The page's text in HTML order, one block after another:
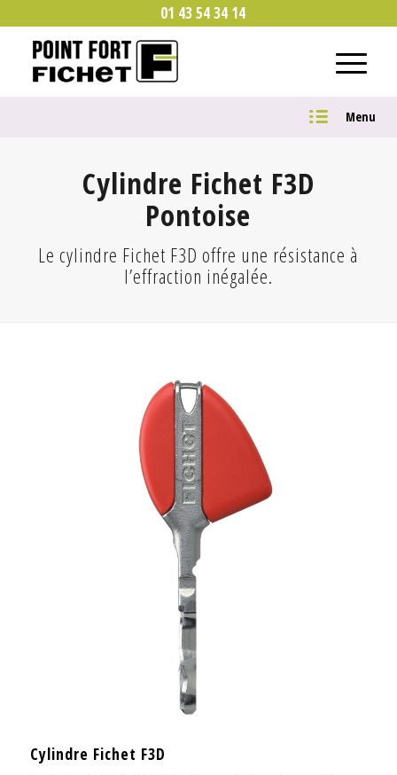
01 43 54 34 14
Menu
Cylindre Fichet F3D
Pontoise
Le cylindre Fichet F3D offre une résistance à
l’effraction inégalée.
Cylindre Fichet F3D